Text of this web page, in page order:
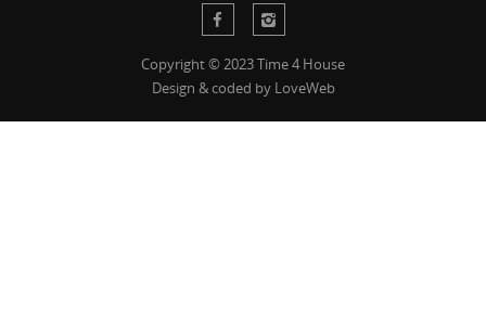
Copyright © 2023 Time 4 House
Design & coded by LoveWeb